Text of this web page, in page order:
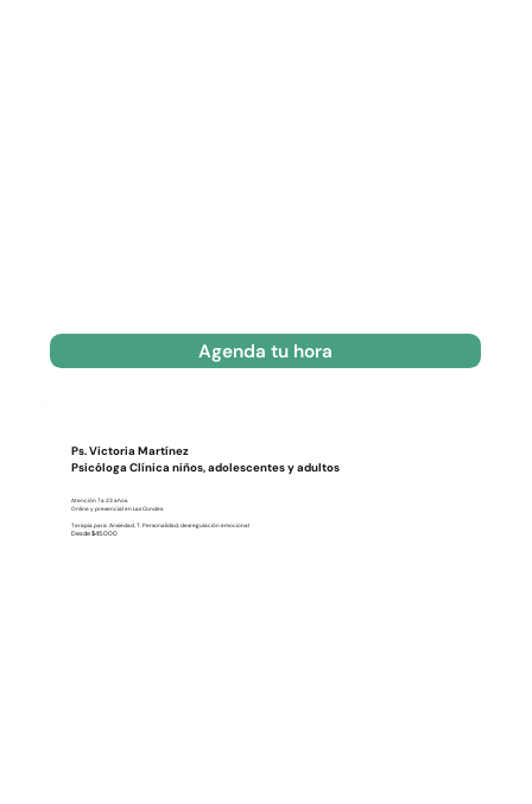
Agenda tu hora
Ps. Victoria Martínez
Psicóloga Clínica niños, adolescentes y adultos
Atención 7 a 23 años.
Online y presencial en Las Condes.
Terapia para: Ansiedad, T. Personalidad, desregulación emocional
Desde $45.000